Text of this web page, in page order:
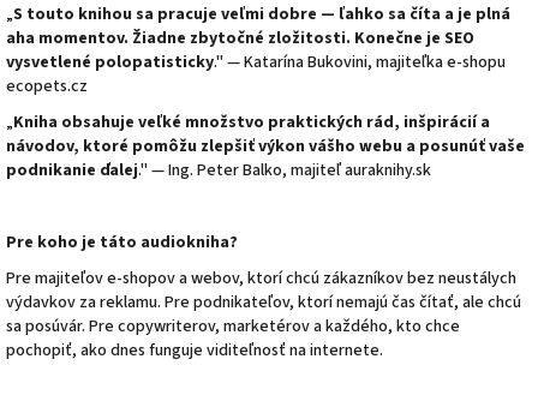
„S touto knihou sa pracuje veľmi dobre — ľahko sa číta a je plná
aha momentov. Žiadne zbytočné zložitosti. Konečne je SEO
vysvetlené polopatisticky." — Katarína Bukovini, majiteľka e-shopu
ecopets.cz
„Kniha obsahuje veľké množstvo praktických rád, inšpirácií a
návodov, ktoré pomôžu zlepšiť výkon vášho webu a posunúť vaše
podnikanie ďalej." — Ing. Peter Balko, majiteľ auraknihy.sk
Pre koho je táto audiokniha?
Pre majiteľov e-shopov a webov, ktorí chcú zákazníkov bez neustálych
výdavkov za reklamu. Pre podnikateľov, ktorí nemajú čas čítať, ale chcú
sa posúvár. Pre copywriterov, marketérov a každého, kto chce
pochopiť, ako dnes funguje viditeľnosť na internete.